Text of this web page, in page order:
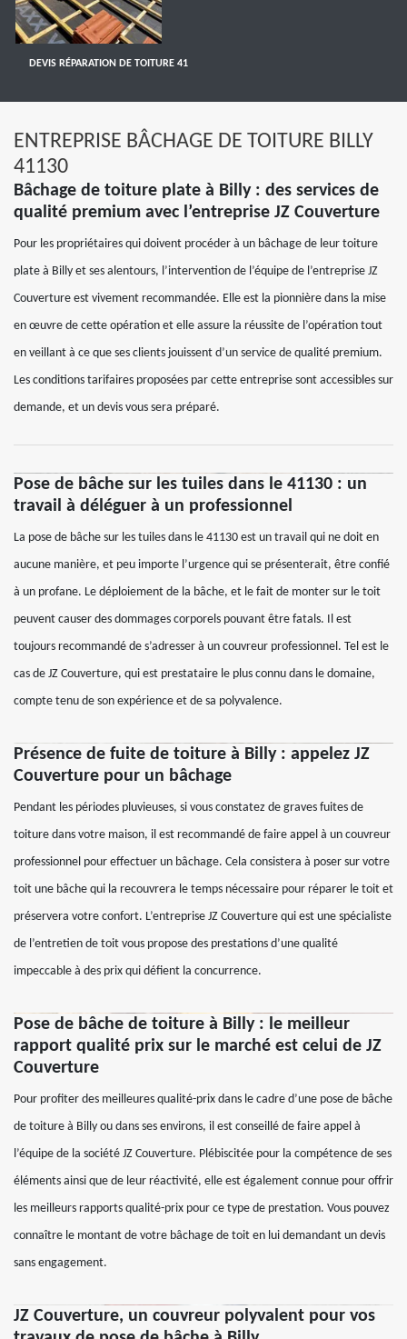
DEVIS RÉPARATION DE TOITURE 41
ENTREPRISE BÂCHAGE DE TOITURE BILLY
41130
Bâchage de toiture plate à Billy : des services de
qualité premium avec l’entreprise JZ Couverture
Pour les propriétaires qui doivent procéder à un bâchage de leur toiture
plate à Billy et ses alentours, l’intervention de l’équipe de l’entreprise JZ
Couverture est vivement recommandée. Elle est la pionnière dans la mise
en œuvre de cette opération et elle assure la réussite de l’opération tout
en veillant à ce que ses clients jouissent d’un service de qualité premium.
Les conditions tarifaires proposées par cette entreprise sont accessibles sur
demande, et un devis vous sera préparé.
Pose de bâche sur les tuiles dans le 41130 : un
travail à déléguer à un professionnel
La pose de bâche sur les tuiles dans le 41130 est un travail qui ne doit en
aucune manière, et peu importe l’urgence qui se présenterait, être confié
à un profane. Le déploiement de la bâche, et le fait de monter sur le toit
peuvent causer des dommages corporels pouvant être fatals. Il est
toujours recommandé de s’adresser à un couvreur professionnel. Tel est le
cas de JZ Couverture, qui est prestataire le plus connu dans le domaine,
compte tenu de son expérience et de sa polyvalence.
Présence de fuite de toiture à Billy : appelez JZ
Couverture pour un bâchage
Pendant les périodes pluvieuses, si vous constatez de graves fuites de
toiture dans votre maison, il est recommandé de faire appel à un couvreur
professionnel pour effectuer un bâchage. Cela consistera à poser sur votre
toit une bâche qui la recouvrera le temps nécessaire pour réparer le toit et
préservera votre confort. L’entreprise JZ Couverture qui est une spécialiste
de l’entretien de toit vous propose des prestations d’une qualité
impeccable à des prix qui défient la concurrence.
Pose de bâche de toiture à Billy : le meilleur
rapport qualité prix sur le marché est celui de JZ
Couverture
Pour profiter des meilleures qualité-prix dans le cadre d’une pose de bâche
de toiture à Billy ou dans ses environs, il est conseillé de faire appel à
l’équipe de la société JZ Couverture. Plébiscitée pour la compétence de ses
éléments ainsi que de leur réactivité, elle est également connue pour offrir
les meilleurs rapports qualité-prix pour ce type de prestation. Vous pouvez
connaître le montant de votre bâchage de toit en lui demandant un devis
sans engagement.
JZ Couverture, un couvreur polyvalent pour vos